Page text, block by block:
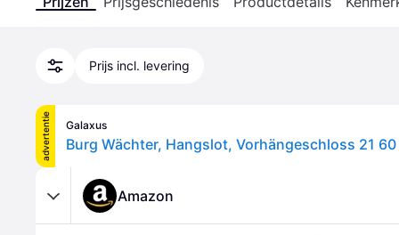
Prijs incl. levering
advertentie Galaxus
Burg Wächter, Hangslot, Vorhängeschloss 21 60
Amazon